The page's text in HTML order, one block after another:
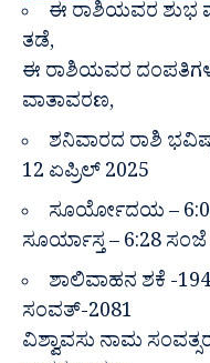
ಈ ರಾಶಿಯವರ ಶುಭ
ತಡೆ,
ಈ ರಾಶಿಯವರ
ವಾತಾವರಣ,
ಶನಿವಾರದ ರಾಶಿ
12 ಏಪ್ರಿಲ್ 2025
ಸೂರ್ಯೋದಯ –
ಸೂರ್ಯಾಸ್ತ – 6:28 ಸಂಜೆ
ಶಾಲಿವಾಹನ ಶಕೆ -
ಸಂವತ್-2081
ವಿಶ್ವಾವಸು ನಾಮ